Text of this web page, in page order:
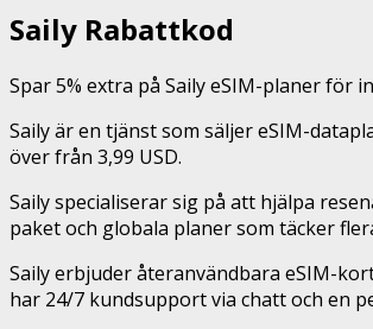
Saily Rabattkod
Spar 5% extra på Saily eSIM-planer för
Saily är en tjänst som säljer eSIM-
över från 3,99 USD.
Saily specialiserar sig på att hjälpa
paket och globala planer som täcker
Saily erbjuder återanvändbara eSIM-
har 24/7 kundsupport via chatt och en